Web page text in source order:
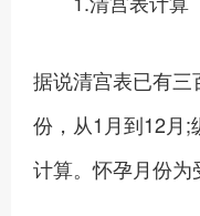
据说清宫表已有
份，从1月到12月;
计算。怀孕月份